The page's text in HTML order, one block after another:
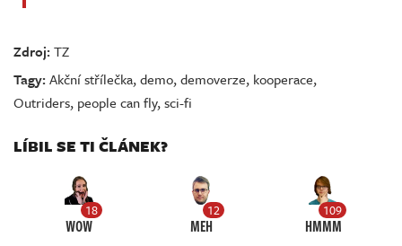
Zdroj:TZ
Tagy:Akční střílečka,demo,demoverze, kooperace,
Outriders, people can fly,sci-fi
LÍBIL SE TI ČLÁNEK?
18
WOW
12
MEH
109
HMMM